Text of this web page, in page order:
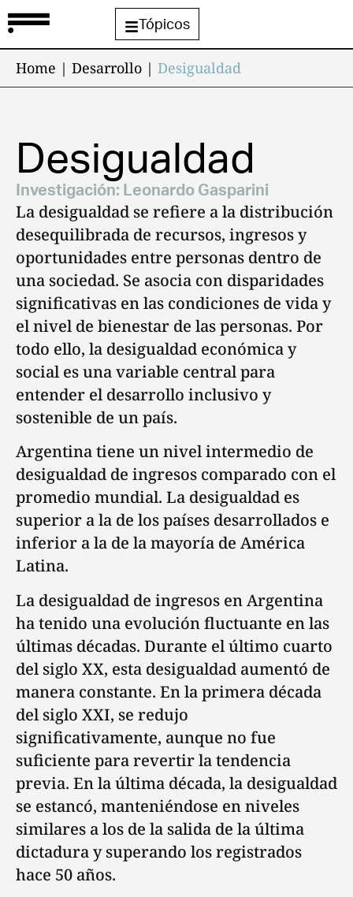
Tópicos
Home | Desarrollo | Desigualdad
Desigualdad
Investigación: Leonardo Gasparini
La desigualdad se refiere a la distribución
desequilibrada de recursos, ingresos y
oportunidades entre personas dentro de
una sociedad. Se asocia con disparidades
significativas en las condiciones de vida y
el nivel de bienestar de las personas. Por
todo ello, la desigualdad económica y
social es una variable central para
entender el desarrollo inclusivo y
sostenible de un país.
Argentina tiene un nivel intermedio de
desigualdad de ingresos comparado con el
promedio mundial. La desigualdad es
superior a la de los países desarrollados e
inferior a la de la mayoría de América
Latina.
La desigualdad de ingresos en Argentina
ha tenido una evolución fluctuante en las
últimas décadas. Durante el último cuarto
del siglo XX, esta desigualdad aumentó de
manera constante. En la primera década
del siglo XXI, se redujo
significativamente, aunque no fue
suficiente para revertir la tendencia
previa. En la última década, la desigualdad
se estancó, manteniéndose en niveles
similares a los de la salida de la última
dictadura y superando los registrados
hace 50 años.